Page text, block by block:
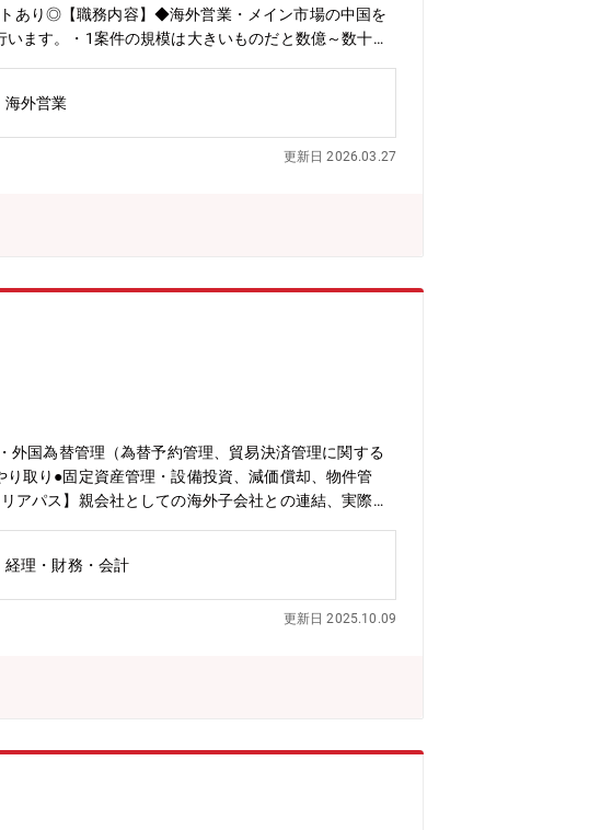
あり◎【職務内容】◆海外営業・メイン市場の中国を
ます。・1案件の規模は大きいものだと数億～数十億
進められるようサポートする役割を担います。・採用
、連結決算、税法、会計等）を担当します。・決算業
を上げる業務を担当頂きます。・海外から部品を購入
ポジションです！【ポイント！】当社の業界で世界シ
度：通信教育受講費用を一部補助する制度③Eラーニン
海外営業
更新日 2026.03.27
外国為替管理（為替予約管理、貿易決済管理に関する
取り●固定資産管理・設備投資、減価償却、物件管
アパス】親会社としての海外子会社との連結、実際の
経理・財務・会計
更新日 2025.10.09